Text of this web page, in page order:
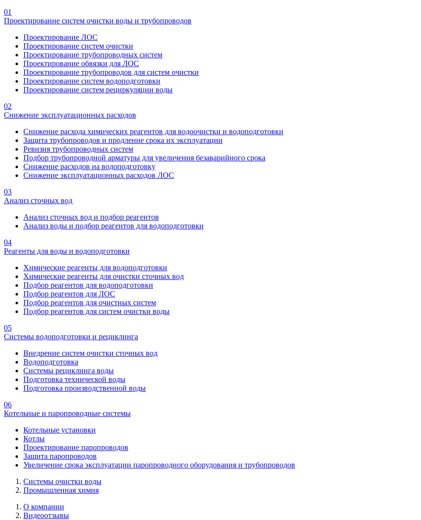
01
Проектирование систем очистки воды и трубопроводов
Проектирование ЛОС
Проектирование систем очистки
Проектирование трубопроводных систем
Проектирование обвязки для ЛОС
Проектирование трубопроводов для систем очистки
Проектирование систем водоподготовки
Проектирование систем рециркуляции воды
02
Снижение эксплуатационных расходов
Снижение расхода химических реагентов для водоочистки и водоподготовки
Защита трубопроводов и продление срока их эксплуатации
Ревизия трубопроводных систем
Подбор трубопроводной арматуры для увеличения безаварийного срока
Снижение расходов на водоподготовку
Снижение эксплуатационных расходов ЛОС
03
Анализ сточных вод
Анализ сточных вод и подбор реагентов
Анализ воды и подбор реагентов для водоподготовки
04
Реагенты для воды и водоподготовки
Химические реагенты для водоподготовки
Химические реагенты для очистки сточных вод
Подбор реагентов для водоподготовки
Подбор реагентов для ЛОС
Подбор реагентов для очистных систем
Подбор реагентов для систем очистки воды
05
Системы водоподготовки и рециклинга
Внедрение систем очистки сточных вод
Водоподготовка
Системы рециклинга воды
Подготовка технической воды
Подготовка производственной воды
06
Котельные и паропроводные системы
Котельные установки
Котлы
Проектирование паропроводов
Защита паропроводов
Увеличение срока эксплуатации паропроводного оборудования и трубопроводов
Системы очистки воды
Промышленная химия
О компании
Видеоотзывы